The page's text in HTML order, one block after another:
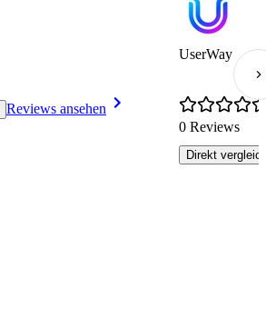
Reviews ansehen
UserWay
0 Reviews
Direkt